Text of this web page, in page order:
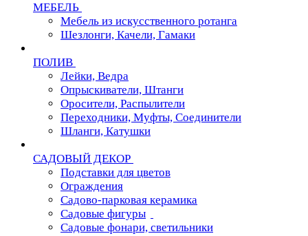
МЕБЕЛЬ
Мебель из искусственного ротанга
Шезлонги, Качели, Гамаки
ПОЛИВ
Лейки, Ведра
Опрыскиватели, Штанги
Оросители, Распылители
Переходники, Муфты, Соединители
Шланги, Катушки
САДОВЫЙ ДЕКОР
Подставки для цветов
Ограждения
Садово-парковая керамика
Садовые фигуры
Садовые фонари, светильники